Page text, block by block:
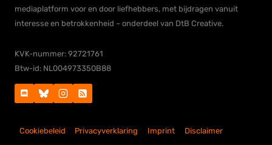
mediaplatform voor en door liefhebbers, met bijdragen vanuit
interesse en betrokkenheid – onderdeel van DtB Creative.
KVK-nummer: 92721761
Btw-id: NL004973350B88
Cookiebeleid Privacyverklaring Imprint Disclaimer